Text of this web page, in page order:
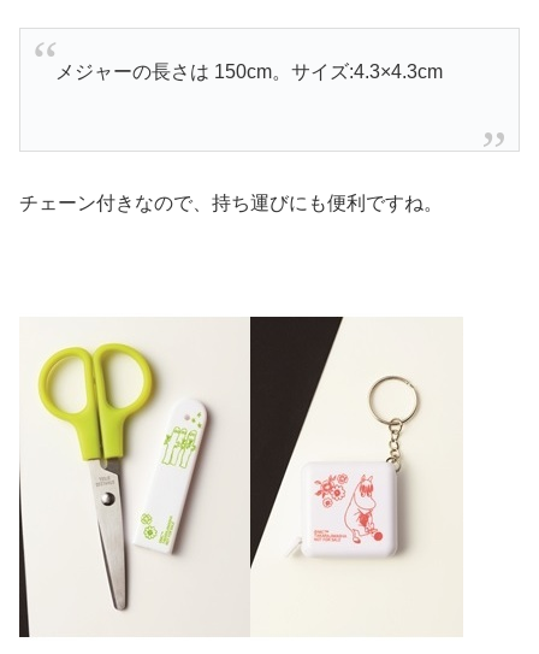
メジャーの長さは 150cm。サイズ:4.3×4.3cm
チェーン付きなので、持ち運びにも便利ですね。